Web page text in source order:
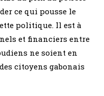
ce qui pousse le
politique. Il est à
et financiers entre
ne soient en
citoyens gabonais